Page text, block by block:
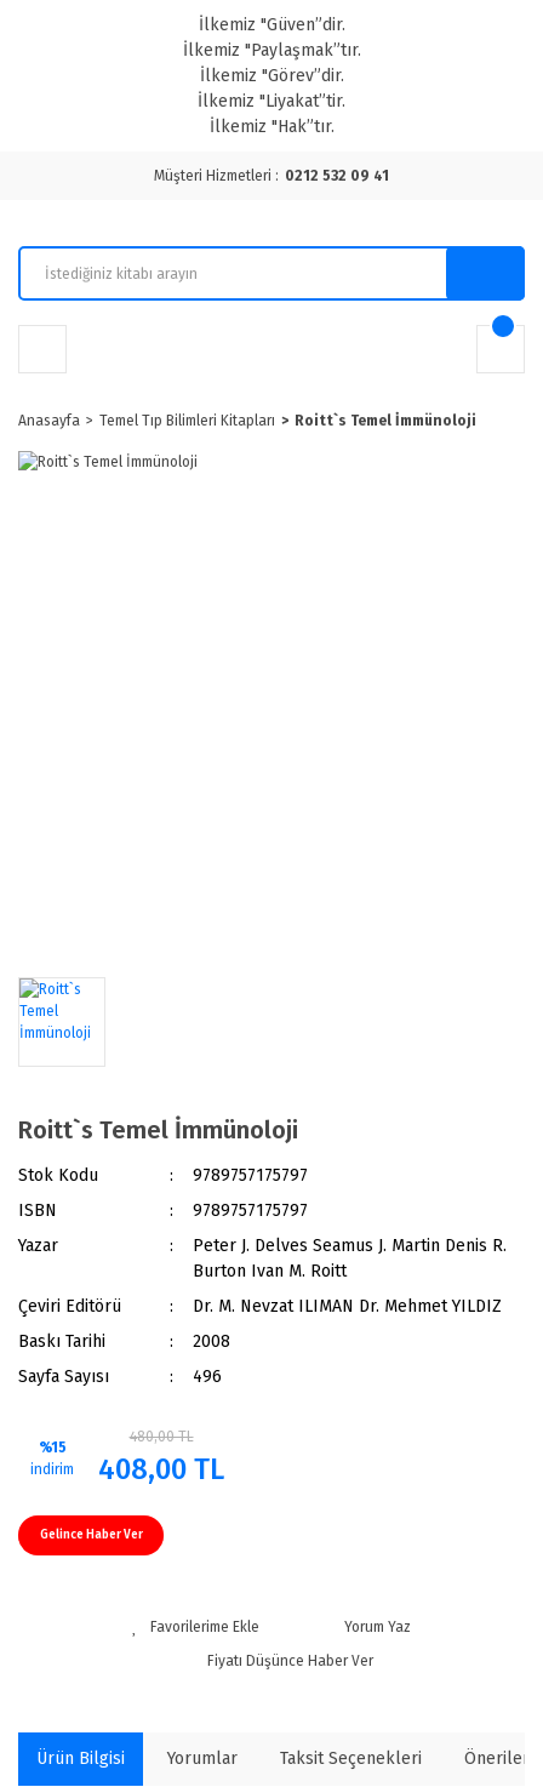
İlkemiz "Güven”dir.
İlkemiz "Paylaşmak”tır.
İlkemiz "Görev”dir.
İlkemiz "Liyakat”tir.
İlkemiz "Hak”tır.
Müşteri Hizmetleri : 0212 532 09 41
Anasayfa Temel Tıp Bilimleri Kitapları Roitt`s Temel İmmünoloji
Roitt`s Temel İmmünoloji
Stok Kodu
9789757175797
ISBN
9789757175797
Yazar
Peter J. Delves Seamus J. Martin Denis R.
Burton Ivan M. Roitt
Çeviri Editörü
Dr. M. Nevzat ILIMAN Dr. Mehmet YILDIZ
Baskı Tarihi
2008
Sayfa Sayısı
496
%15
indirim
480,00 TL
408,00 TL
Gelince Haber Ver
Yorum Yaz
Fiyatı Düşünce Haber Ver
Ürün Bilgisi Yorumlar Taksit Seçenekleri